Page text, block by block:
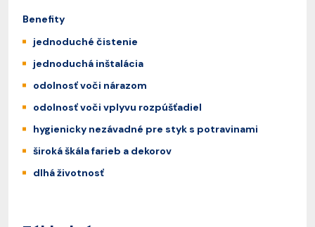
Benefity
jednoduché čistenie
jednoduchá inštalácia
odolnosť voči nárazom
odolnosť voči vplyvu rozpúšťadiel
hygienicky nezávadné pre styk s potravinami
široká škála farieb a dekorov
dlhá životnosť